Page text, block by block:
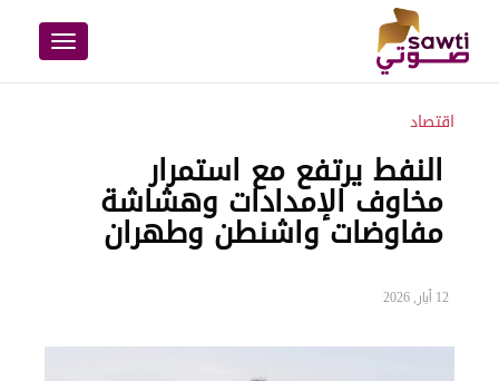
Toggle
navigation
اقتصاد
النفط يرتفع مع استمرار
مخاوف الإمدادات وهشاشة
مفاوضات واشنطن وطهران
12 أيار, 2026